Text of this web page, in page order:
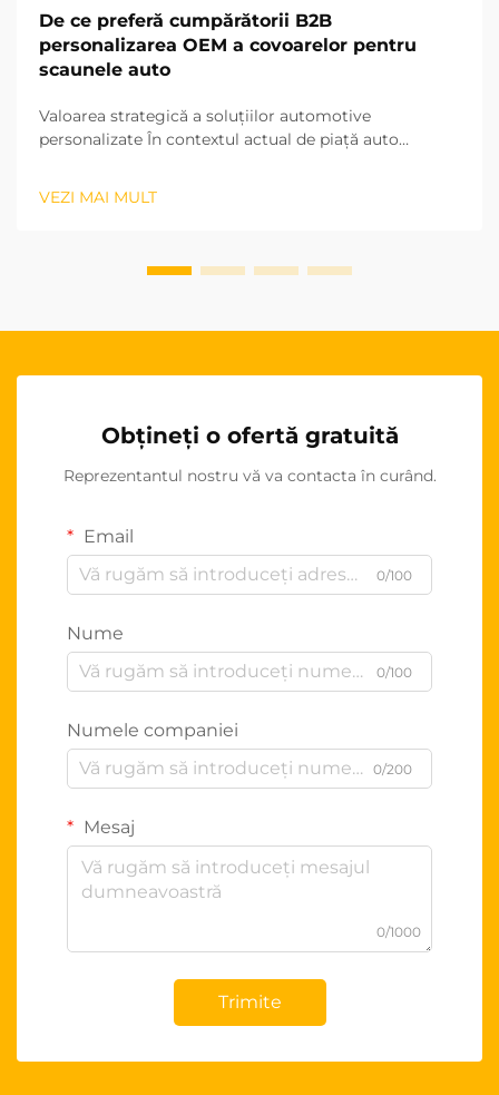
De ce preferă cumpărătorii B2B
personalizarea OEM a covoarelor pentru
scaunele auto
Valoarea strategică a soluțiilor automotive
personalizate În contextul actual de piață auto
avantaj strategic. Această schimbare reprezintă mai
VEZI MAI MULT
Obțineți o ofertă gratuită
Reprezentantul nostru vă va contacta în curând.
Email
0/100
Nume
0/100
Numele companiei
0/200
Mesaj
0/1000
Trimite